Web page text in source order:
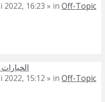
2022, 16:23 » in Off-Topic
الخيارات
2022, 15:12 » in Off-Topic